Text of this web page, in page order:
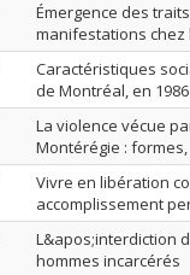
Émergence des
manifestations
Caractéristiques
de Montréal, en 1986
La violence vécue
Montérégie :
Vivre en libération
accomplissement
L&apos;interdiction
hommes incarcérés